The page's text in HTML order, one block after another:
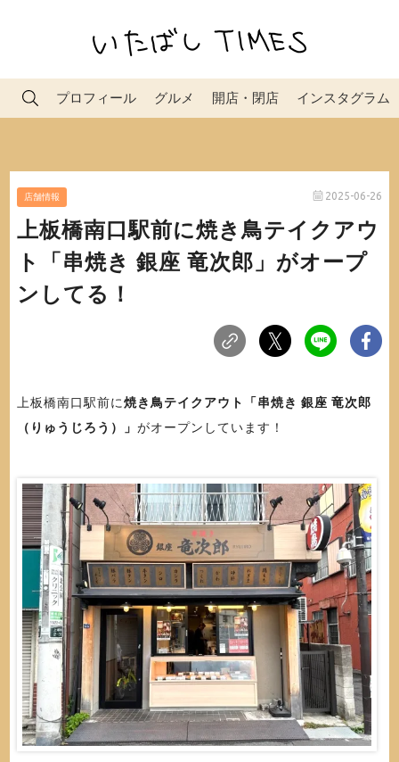
プロフィール グルメ 開店・閉店 インスタグラム
店舗情報 2025-06-26
上板橋南口駅前に焼き鳥テイクアウ
ト「串焼き 銀座 竜次郎」がオープ
ンしてる！
上板橋南口駅前に焼き鳥テイクアウト「串焼き 銀座 竜次郎
（りゅうじろう）」 がオープンしています！